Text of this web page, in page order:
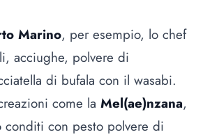
Marino, per esempio, lo chef
acciughe, polvere di
di bufala con il wasabi.
come la Mel(ae)nzana,
con pesto polvere di